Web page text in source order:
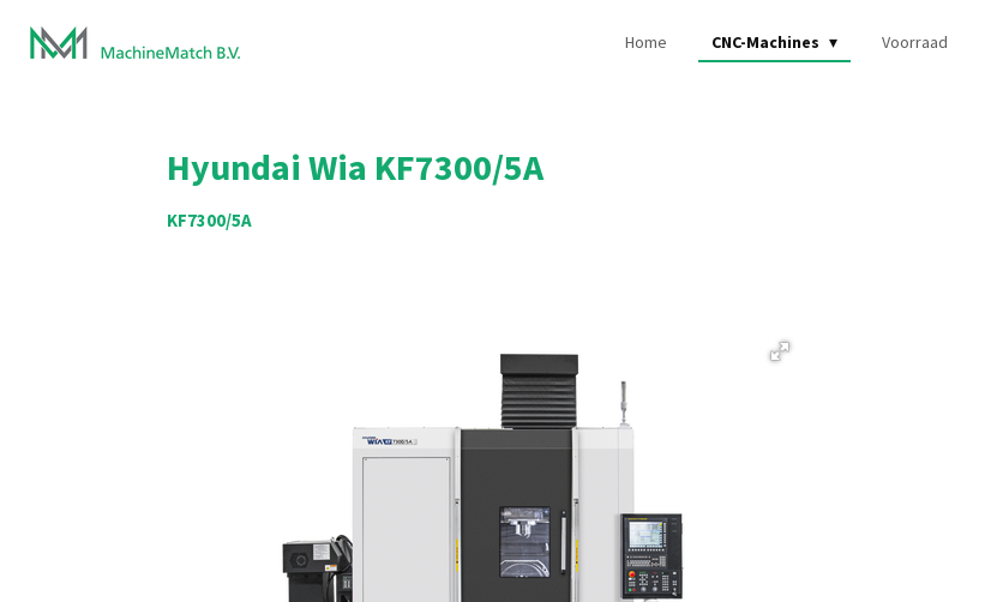
Ga
direct
Home CNC-Machines Voorraad
Hyundai Wia KF7300/5A
KF7300/5A